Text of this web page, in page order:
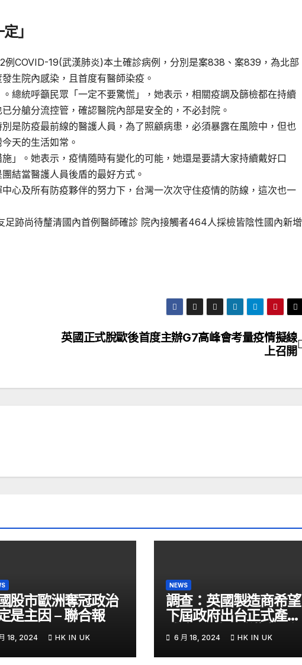
」
例COVID-19(武漢肺炎)本土確診病例，分別是案838、案839，為北部
生院內感染，且首度有醫師染疫。
總統呼籲民眾「一定不要驚慌」，她表示，相關疫調及篩檢都在持續
分艙分流控管，確認醫院內部是安全的，不必封院。
是防疫最前線的醫護人員，為了照顧病患，必須暴露在風險中，但也
天的生活如常。
」。她表示，疫情隨時有變化的可能，她還是要請大家持續戴好口
結當醫護人員後盾的最好方式。
心及所有防疫夥伴的努力下，台灣一次次守住疫情的防線，這次也一
跡尚待釐清國內首例醫師確診 院內接觸者464人採檢皆陰性國內新增
英國正式脫歐後首度主辦G7高峰會考量疫情擬線
上召開
股市歐洲奪冠政治
是主因 – 聯合報
18, 2024 HK IN UK
NEWS
調查：英國製造商希望
下屆政府出台正式產業
戰略- 國際- 香港文匯網
– 文匯報
6 月 18, 2024 HK IN UK